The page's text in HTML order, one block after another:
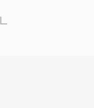
jakosci,
zwalniajac
stopniowo